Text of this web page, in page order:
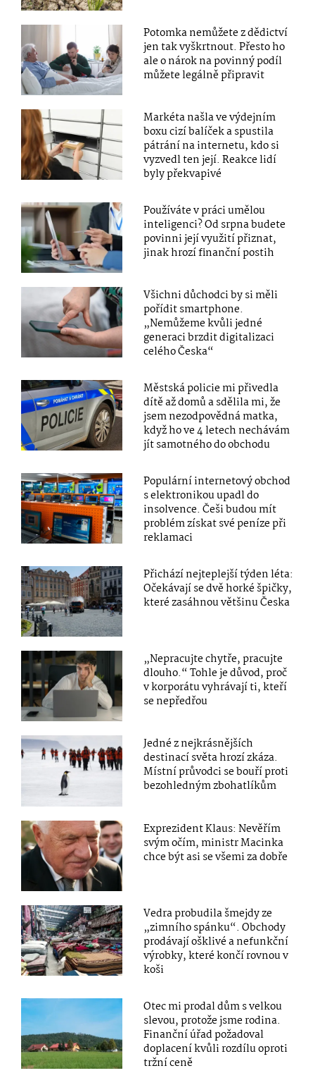
Potomka nemůžete z dědictví
jen tak vyškrtnout. Přesto ho
ale o nárok na povinný podíl
můžete legálně připravit
Markéta našla ve výdejním
boxu cizí balíček a spustila
pátrání na internetu, kdo si
vyzvedl ten její. Reakce lidí
byly překvapivé
Používáte v práci umělou
inteligenci? Od srpna budete
povinni její využití přiznat,
jinak hrozí finanční postih
Všichni důchodci by si měli
pořídit smartphone.
„Nemůžeme kvůli jedné
generaci brzdit digitalizaci
celého Česka“
Městská policie mi přivedla
dítě až domů a sdělila mi, že
jsem nezodpovědná matka,
když ho ve 4 letech nechávám
jít samotného do obchodu
Populární internetový obchod
s elektronikou upadl do
insolvence. Češi budou mít
problém získat své peníze při
reklamaci
Přichází nejteplejší týden léta:
Očekávají se dvě horké špičky,
které zasáhnou většinu Česka
„Nepracujte chytře, pracujte
dlouho.“ Tohle je důvod, proč
v korporátu vyhrávají ti, kteří
se nepředřou
Jedné z nejkrásnějších
destinací světa hrozí zkáza.
Místní průvodci se bouří proti
bezohledným zbohatlíkům
Exprezident Klaus: Nevěřím
svým očím, ministr Macinka
chce být asi se všemi za dobře
Vedra probudila šmejdy ze
„zimního spánku“. Obchody
prodávají ošklivé a nefunkční
výrobky, které končí rovnou v
koši
Otec mi prodal dům s velkou
slevou, protože jsme rodina.
Finanční úřad požadoval
doplacení kvůli rozdílu oproti
tržní ceně